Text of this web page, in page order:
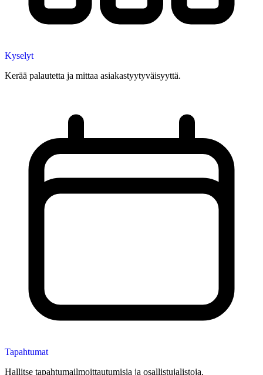
Kyselyt
Kerää palautetta ja mittaa asiakastyytyväisyyttä.
Tapahtumat
Hallitse tapahtumailmoittautumisia ja osallistujalistoja.